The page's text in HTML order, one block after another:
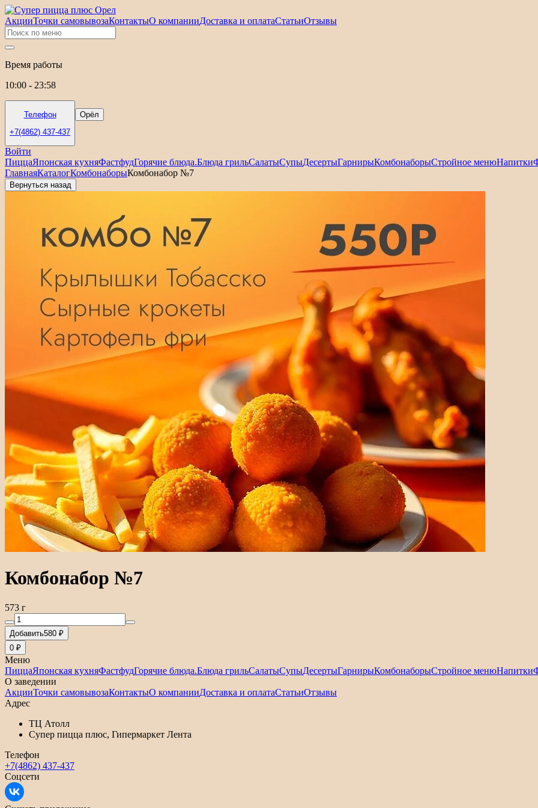
АкцииТочки самовывозаКонтактыО компанииДоставка и оплатаСтатьиОтзывы
Время работы
10:00 - 23:58
Телефон
+7(4862) 437-437
Орёл
Войти
ПиццаЯпонская кухняФастфудГорячие блюда.Блюда грильСалатыСупыДесертыГарнирыКомбонаборыСтройное менюНапитки
ГлавнаяКаталогКомбонаборыКомбонабор №7
Вернуться назад
Комбонабор №7
573 г
Добавить580 ₽
0 ₽
Меню
ПиццаЯпонская кухняФастфудГорячие блюда.Блюда грильСалатыСупыДесертыГарнирыКомбонаборыСтройное менюНапитки
О заведении
АкцииТочки самовывозаКонтактыО компанииДоставка и оплатаСтатьиОтзывы
Адрес
ТЦ Атолл
Супер пицца плюс, Гипермаркет Лента
Телефон
+7(4862) 437-437
Соцсети